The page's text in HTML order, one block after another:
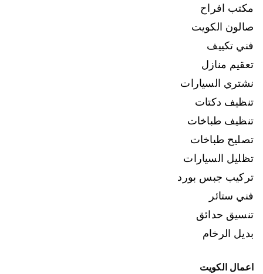
مكتب افراح
صالون الكويت
فني تكييف
تعقيم منازل
نشتري السيارات
تنظيف دكتات
تنظيف طباخات
تصليح طباخات
تظليل السيارات
تركيب جبس بورد
فني ستائر
تنسيق حدائق
بديل الرخام
اعمال الكويت